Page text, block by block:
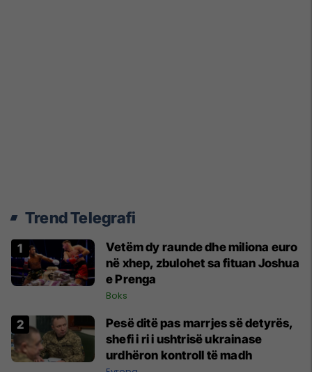
Trend Telegrafi
Vetëm dy raunde dhe miliona euro
në xhep, zbulohet sa fituan Joshua
e Prenga
Boks
Pesë ditë pas marrjes së detyrës,
shefi i ri i ushtrisë ukrainase
urdhëron kontroll të madh